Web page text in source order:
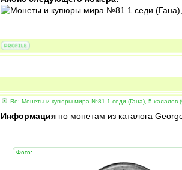
Re: Монеты и купюры мира №81 1 седи (Гана), 5 халалов
Информация по монетам из каталога
Фото: